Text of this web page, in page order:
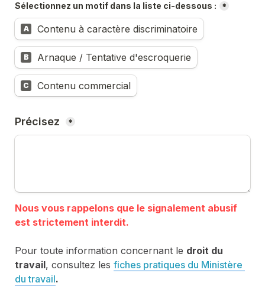
Sélectionnez un motif dans la liste ci-dessous : *
A Contenu à caractère discriminatoire
B Arnaque / Tentative d'escroquerie
C Contenu commercial
Précisez *
Nous vous rappelons que le signalement abusif
Pour toute information concernant le droit du
travail, consultez les fiches pratiques du Ministère
du travail